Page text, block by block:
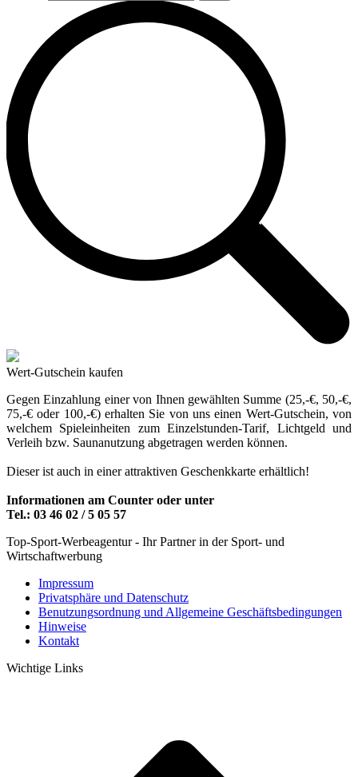
Wert-Gutschein kaufen
Gegen Einzahlung einer von Ihnen gewählten Summe (25,-€, 50,-€,
75,-€ oder 100,-€) erhalten Sie von uns einen Wert-Gutschein, von
welchem Spieleinheiten zum Einzelstunden-Tarif, Lichtgeld und
Verleih bzw. Saunanutzung abgetragen werden können.
Dieser ist auch in einer attraktiven Geschenkkarte erhältlich!
Informationen am Counter oder unter
Tel.: 03 46 02 / 5 05 57
Top-Sport-Werbeagentur - Ihr Partner in der Sport- und
Wirtschaftwerbung
Impressum
Privatsphäre und Datenschutz
Benutzungsordnung und Allgemeine Geschäftsbedingungen
Hinweise
Kontakt
Wichtige Links